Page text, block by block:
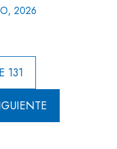
2026
131